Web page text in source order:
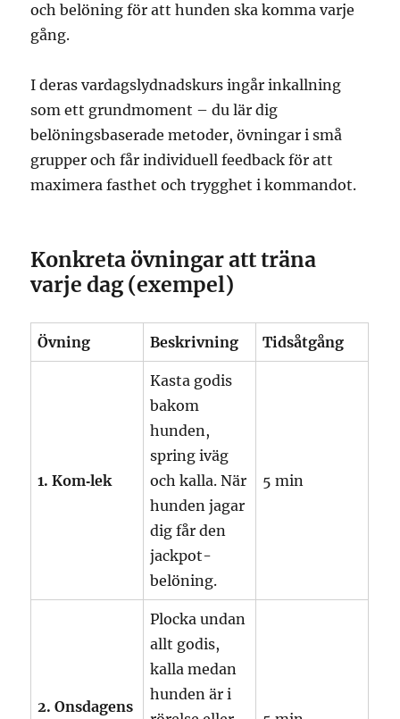
och belöning för att hunden ska komma varje
gång.
I deras vardagslydnadskurs ingår inkallning
som ett grundmoment – du lär dig
belöningsbaserade metoder, övningar i små
grupper och får individuell feedback för att
maximera fasthet och trygghet i kommandot.
Konkreta övningar att träna
varje dag (exempel)
Övning Beskrivning Tidsåtgång
1. Kom‑lek
Kasta godis
bakom
hunden,
spring iväg
och kalla. När
hunden jagar
dig får den
jackpot-
belöning.
5 min
2. Onsdagens
Plocka undan
allt godis,
kalla medan
hunden är i